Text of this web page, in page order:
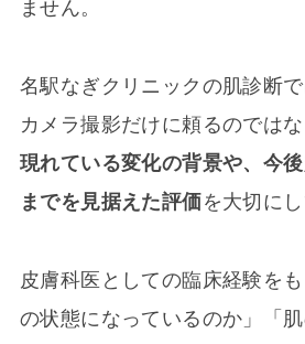
ません。
名駅なぎクリニックの肌診断
カメラ撮影だけに頼るのではな
現れている変化の背景や、今
までを見据えた評価を大切にし
皮膚科医としての臨床経験を
の状態になっているのか」「